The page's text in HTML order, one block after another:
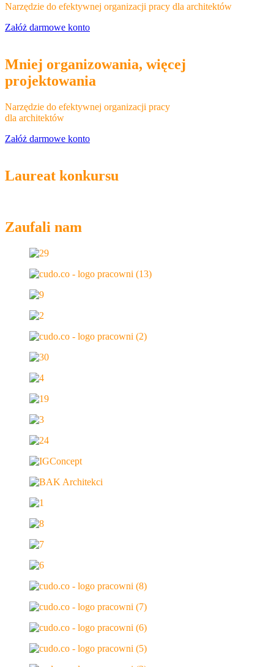
Narzędzie do efektywnej organizacji pracy dla architektów
Załóż darmowe konto
Mniej organizowania, więcej
projektowania
Narzędzie do efektywnej organizacji pracy
dla architektów
Załóż darmowe konto
Laureat konkursu
Zaufali nam